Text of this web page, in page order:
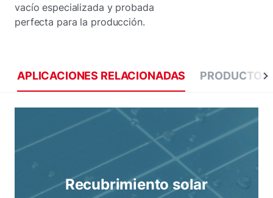
vacío especializada y probada
perfecta para la producción.
APLICACIONES RELACIONADAS PRODUCTOS
Recubrimiento solar